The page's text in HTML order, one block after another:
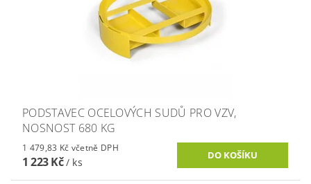
PODSTAVEC OCELOVÝCH SUDŮ PRO VZV,
NOSNOST 680 KG
1 479,83 Kč včetně DPH
1 223 Kč/ ks